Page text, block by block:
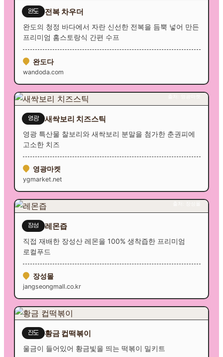
완도 전복 차우더
완도의 청정 바다에서 자란 신선한 전복을 듬뿍 넣어 만든
프리미엄 홈스토랑식 간편 수프
완도다
wandoda.com
영광 새싹보리 치즈스틱
영광 특산물 찰보리와 새싹보리 분말을 첨가한 춘권피에
고소한 치즈
영광마켓
ygmarket.net
장성 레몬즙
직접 재배한 장성산 레몬을 100% 생착즙한 프리미엄
로컬푸드
장성몰
jangseongmall.co.kr
진도 황금 컵떡볶이
울금이 들어있어 황금빛을 띄는 떡볶이 밀키트